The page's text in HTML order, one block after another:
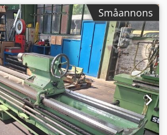
Småannons